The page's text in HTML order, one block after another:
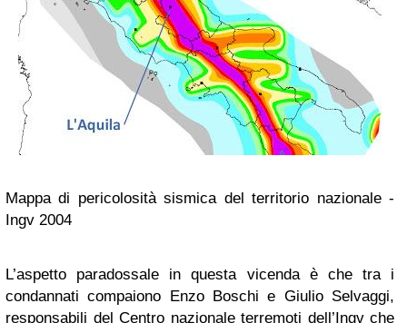
Mappa di pericolosità sismica del territorio nazionale -
Ingv 2004
L’aspetto paradossale in questa vicenda è che tra i
condannati compaiono Enzo Boschi e Giulio Selvaggi,
responsabili del Centro nazionale terremoti dell’Ingv che